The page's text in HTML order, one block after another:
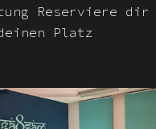
Reserviere dir
Platz